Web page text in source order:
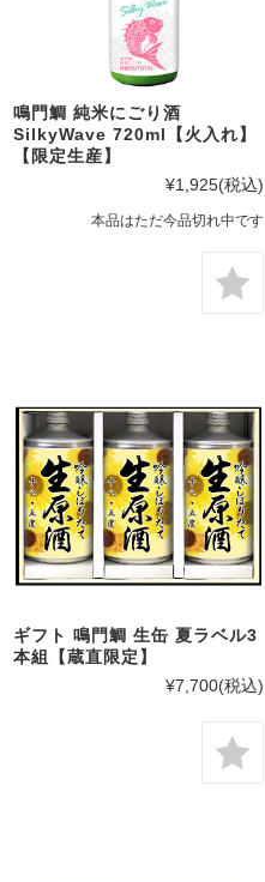
鳴門鯛 純米にごり酒
SilkyWave 720ml【火入れ】
【限定生産】
¥1,925(税込)
本品はただ今品切れ中です
ギフト 鳴門鯛 生缶 夏ラベル3
本組【蔵直限定】
¥7,700(税込)